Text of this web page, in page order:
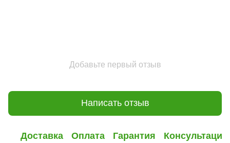
Добавьте первый отзыв
Написать отзыв
Доставка Оплата Гарантия Консультация